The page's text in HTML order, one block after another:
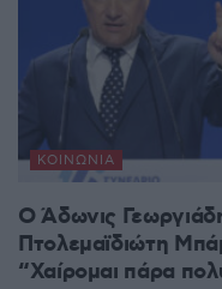
ΚΟΙΝΩΝΊΑ
Ο Άδωνις
Πτολεμαϊδιώτη
“Χαίρομαι πάρα